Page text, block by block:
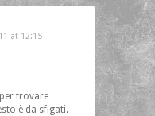
at 12:15
trovare
è da sfigati.